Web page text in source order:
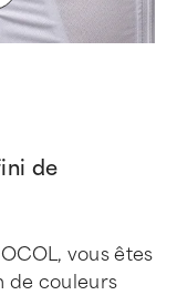
de
vous êtes
de couleurs